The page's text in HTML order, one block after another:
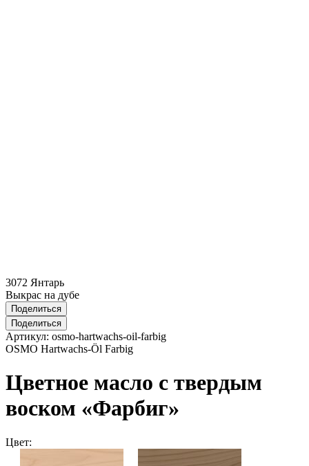
3072 Янтарь
Выкрас на дубе
Поделиться
Поделиться
Артикул: osmo-hartwachs-oil-farbig
OSMO Hartwachs-Öl Farbig
Цветное масло с твердым
воском «Фарбиг»
Цвет: